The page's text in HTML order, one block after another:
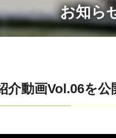
お知ら
介動画Vol.06を公